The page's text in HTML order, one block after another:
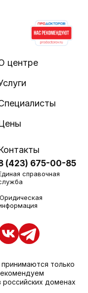
центре
(423) 675-00-85
справочная
только
доменах